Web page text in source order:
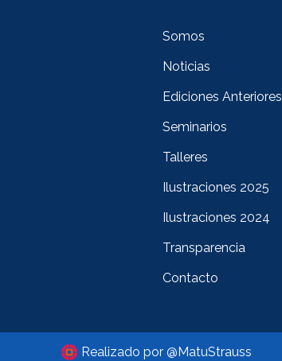
Somos
Noticias
Ediciones Anteriores
Seminarios
Talleres
Ilustraciones 2025
Ilustraciones 2024
Transparencia
Contacto
Realizado por @MatuStrauss